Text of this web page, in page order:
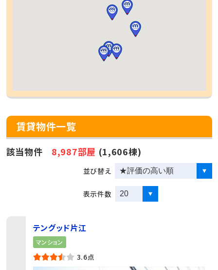
賃貸物件一覧
該当物件 8,987部屋 (1,606棟)
並び替え
表示件数
テングッド片江
マンション
3.6点